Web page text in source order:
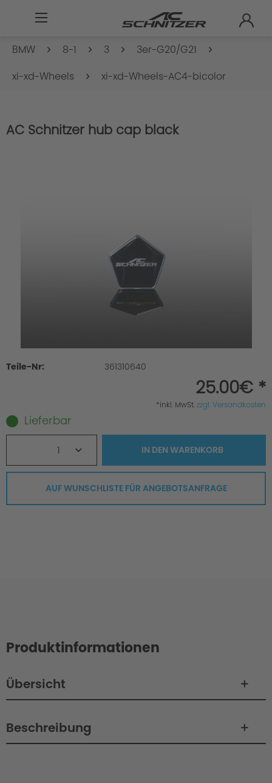
BMW 8-1 3
3er-G20/G21
xi-xd-Wheels
xi-xd-Wheels-AC4-bicolor
AC Schnitzer hub cap black
Teile-Nr: 361310640
25.00€ *
*inkl. MwSt.zzgl. Versandkosten
Lieferbar
1 IN DENWARENKORB
AUF WUNSCHLISTE FÜR ANGEBOTSANFRAGE
Produktinformationen
Übersicht
Beschreibung